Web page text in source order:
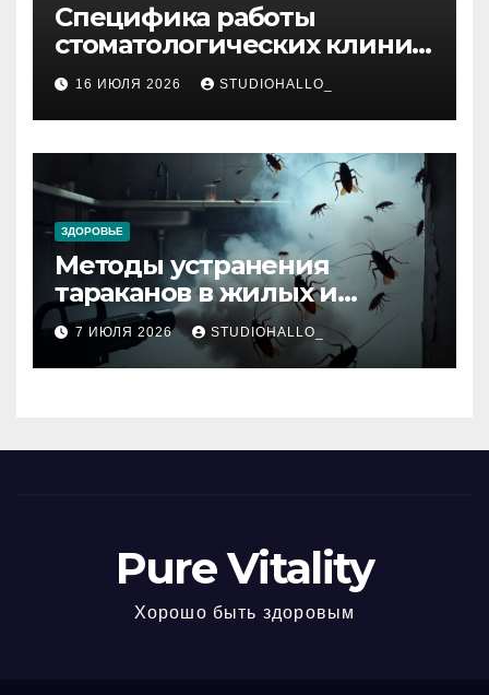
Специфика работы
стоматологических клиник
в мегаполисе
16 ИЮЛЯ 2026 STUDIOHALLO_
ЗДОРОВЬЕ
Методы устранения
тараканов в жилых и
нежилых помещениях
7 ИЮЛЯ 2026 STUDIOHALLO_
Pure Vitality
Хорошо быть здоровым